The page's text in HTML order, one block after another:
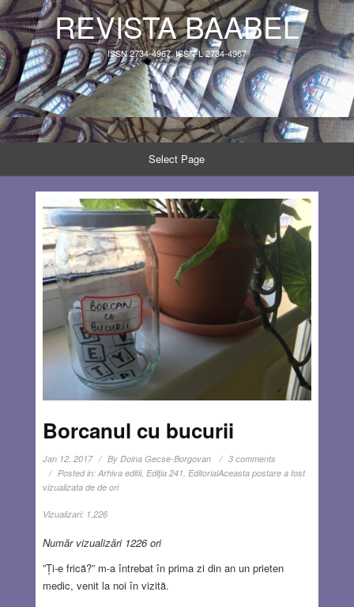
REVISTA BAABEL
ISSN 2734-4967, ISSN-L 2734-4967
Select Page
Borcanul cu bucurii
Jan 12, 2017 By Doina Gecse-Borgovan
3 comments
Posted in: Arhiva editii, Ediţia 241, EditorialAceasta postare a fost
vizualizata de de ori
Vizualizari: 1,226
Număr vizualizări 1226 ori
”Ți-e frică?” m-a întrebat în prima zi din an un prieten
medic, venit la noi în vizită.